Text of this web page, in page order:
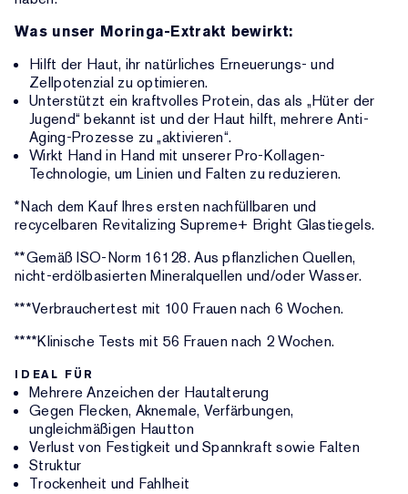
Was unser Moringa-Extrakt bewirkt:
Hilft der Haut, ihr natürliches Erneuerungs- und
Zellpotenzial zu optimieren.
Unterstützt ein kraftvolles Protein, das als „Hüter der
Jugend“ bekannt ist und der Haut hilft, mehrere Anti-
Aging-Prozesse zu „aktivieren“.
Wirkt Hand in Hand mit unserer Pro-Kollagen-
Technologie, um Linien und Falten zu reduzieren.
*Nach dem Kauf Ihres ersten nachfüllbaren und
recycelbaren Revitalizing Supreme+ Bright Glastiegels.
**Gemäß ISO-Norm 16128. Aus pflanzlichen Quellen,
nicht-erdölbasierten Mineralquellen und/oder Wasser.
***Verbrauchertest mit 100 Frauen nach 6 Wochen.
****Klinische Tests mit 56 Frauen nach 2 Wochen.
IDEAL FÜR
Mehrere Anzeichen der Hautalterung
Gegen Flecken, Aknemale, Verfärbungen,
ungleichmäßigen Hautton
Verlust von Festigkeit und Spannkraft sowie Falten
Struktur
Trockenheit und Fahlheit